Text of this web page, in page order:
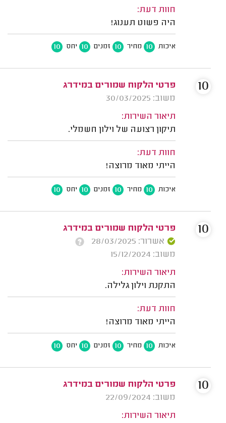
חוות דעת:
היה פשוט תענוג!
איכות 10 מחיר 10 זמנים 10 יחס 10
פרטי הלקוח שמורים במידרג
משוב: 30/03/2025
תיאור השירות:
תיקון רצועה של וילון חשמלי.
חוות דעת:
הייתי מאוד מרוצה!
איכות 10 מחיר 10 זמנים 10 יחס 10
10
פרטי הלקוח שמורים במידרג
אשרור: 28/03/2025
משוב: 15/12/2024
תיאור השירות:
התקנת וילון גלילה.
חוות דעת:
הייתי מאוד מרוצה!
איכות 10 מחיר 10 זמנים 10 יחס 10
10
פרטי הלקוח שמורים במידרג
משוב: 22/09/2024
תיאור השירות:
10